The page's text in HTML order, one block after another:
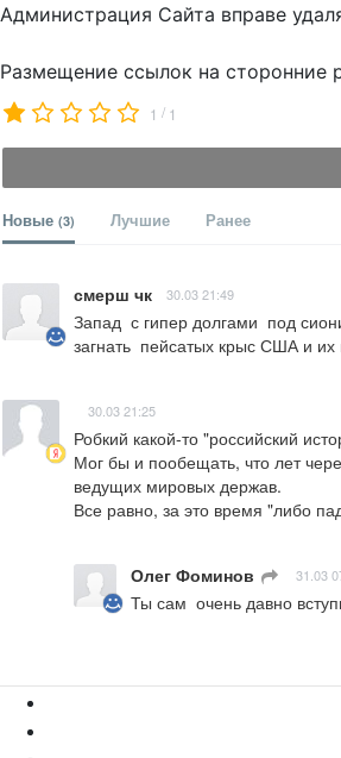
Администрация Сайта вправе
Размещение ссылок на сторонние
1 / 1
Новые (3) Лучшие Ранее
смерш чк 30.03 21:49
Запад  с гипер долгами  под
загнать  пейсатых крыс США и их
30.03 21:25
Робкий какой-то "российский
Мог бы и пообещать, что лет
ведущих мировых держав.
Все равно, за это время "либо
Олег Фоминов 31.03
Ты сам  очень давно